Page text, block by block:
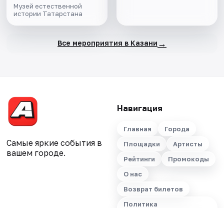
Музей естественной
истории Татарстана
Все мероприятия в Казани →
Самые яркие события в
вашем городе.
Навигация
Главная
Города
Площадки
Артисты
Рейтинги
Промокоды
О нас
Возврат билетов
Политика